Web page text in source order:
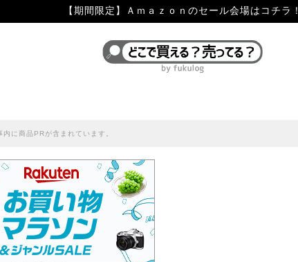
【期間限定】Ａｍａｚｏｎのセール会場はコチラ！
内に商品PRが含まれています。